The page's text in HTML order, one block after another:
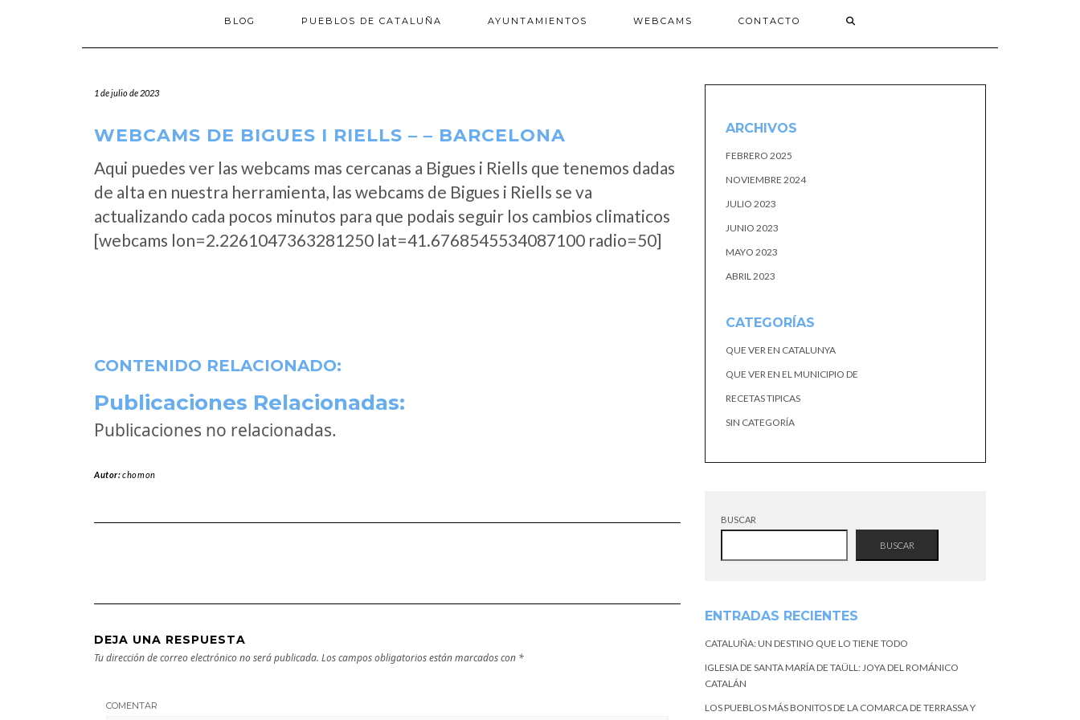
BLOG PUEBLOS DE CATALUÑA AYUNTAMIENTOS WEBCAMS CONTACTO
1 de julio de 2023
WEBCAMS DE BIGUES I RIELLS – – BARCELONA
Aqui puedes ver las webcams mas cercanas a Bigues i Riells que tenemos dadas
de alta en nuestra herramienta, las webcams de Bigues i Riells se va
actualizando cada pocos minutos para que podais seguir los cambios climaticos
[webcams lon=2.2261047363281250 lat=41.6768545534087100 radio=50]
CONTENIDO RELACIONADO:
Publicaciones Relacionadas:
Publicaciones no relacionadas.
Autor:chomon
DEJA UNA RESPUESTA
Tu dirección de correo electrónico no será publicada. Los campos obligatorios están marcados con *
COMENTAR
ARCHIVOS
FEBRERO 2025
NOVIEMBRE 2024
JULIO 2023
JUNIO 2023
MAYO 2023
ABRIL 2023
CATEGORÍAS
QUE VER EN CATALUNYA
QUE VER EN EL MUNICIPIO DE
RECETAS TIPICAS
SIN CATEGORÍA
BUSCAR
BUSCAR
ENTRADAS RECIENTES
CATALUÑA: UN DESTINO QUE LO TIENE TODO
IGLESIA DE SANTA MARÍA DE TAÜLL: JOYA DEL ROMÁNICO
CATALÁN
LOS PUEBLOS MÁS BONITOS DE LA COMARCA DE TERRASSA Y